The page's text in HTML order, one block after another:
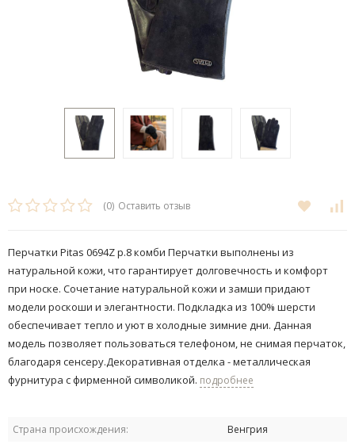
(0) Оставить отзыв
Перчатки Pitas 0694Z р.8 комби ​Перчатки выполнены из
натуральной кожи, что гарантирует долговечность и комфорт
при носке​. Сочетание натуральной кожи и замши придают
модели роскоши и элегантности. Подкладка из 100% шерсти
обеспечивает тепло и уют в холодные зимние дни. Данная
модель позволяет пользоваться телефоном, не снимая перчаток,
благодаря сенсеру.​Декоративная отделка - металлическая
фурнитура с фирменной символикой. подробнее
Страна происхождения:
Венгрия